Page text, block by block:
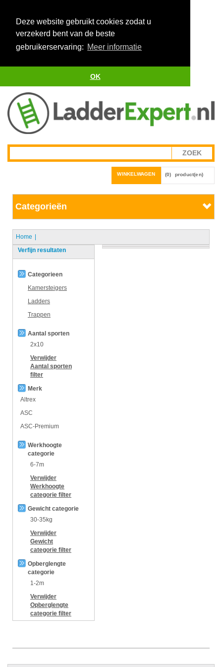
Deze website gebruikt cookies zodat u
verzekerd bent van de beste
gebruikerservaring: Meer informatie
OK
WINKELWAGEN (0) product(en)
Categorieën
Home
Verfijn resultaten
Categorieen
Kamersteigers
Ladders
Trappen
Aantal sporten
2x10
Verwijder
Aantal sporten
filter
Merk
Altrex
ASC
ASC-Premium
Werkhoogte
categorie
6-7m
Verwijder
Werkhoogte
categorie filter
Gewicht categorie
30-35kg
Verwijder
Gewicht
categorie filter
Opberglengte
categorie
1-2m
Verwijder
Opberglengte
categorie filter